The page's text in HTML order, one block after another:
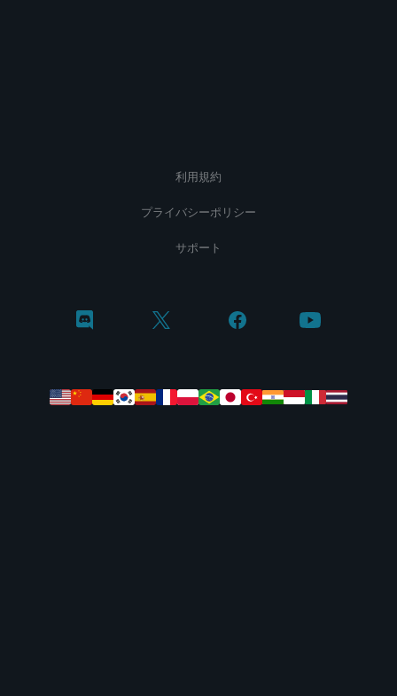
利用規約
プライバシーポリシー
サポート